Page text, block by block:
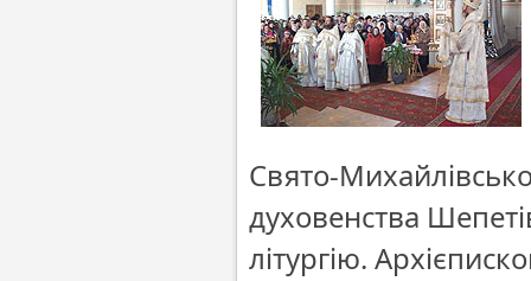
Свято-
духовенства
літургію.